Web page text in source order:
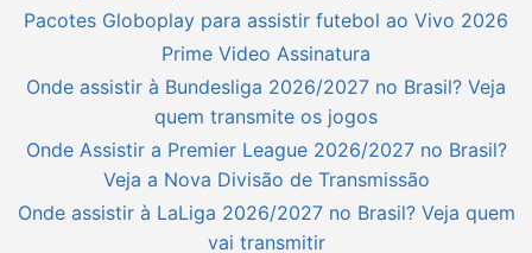
Pacotes Globoplay para assistir futebol ao Vivo 2026
Prime Video Assinatura
Onde assistir à Bundesliga 2026/2027 no Brasil? Veja
quem transmite os jogos
Onde Assistir a Premier League 2026/2027 no Brasil?
Veja a Nova Divisão de Transmissão
Onde assistir à LaLiga 2026/2027 no Brasil? Veja quem
vai transmitir